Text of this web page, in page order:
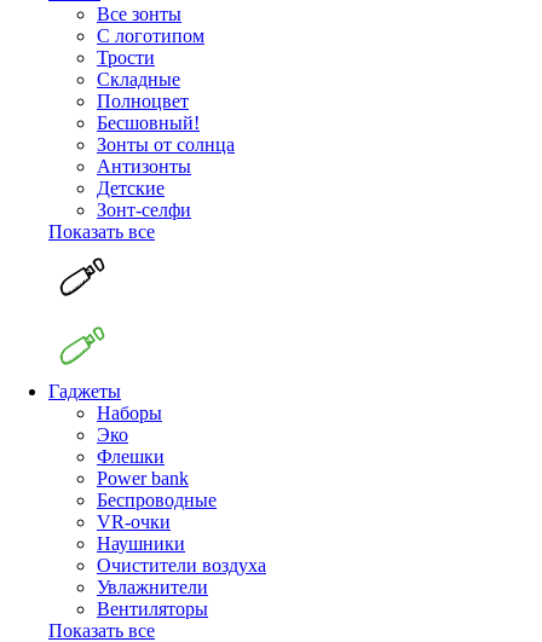
Все зонты
С логотипом
Трости
Складные
Полноцвет
Бесшовный!
Зонты от солнца
Антизонты
Детские
Зонт-селфи
Показать все
Гаджеты
Наборы
Эко
Флешки
Power bank
Беспроводные
VR-очки
Наушники
Очистители воздуха
Увлажнители
Вентиляторы
Показать все